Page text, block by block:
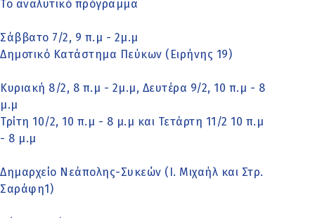
Το αναλυτικό πρόγραμμα
Σάββατο 7/2, 9 π.μ - 2μ.μ
Δημοτικό Κατάστημα Πεύκων (Ειρήνης 19)
Κυριακή 8/2, 8 π.μ - 2μ.μ, Δευτέρα 9/2, 10 π.μ - 8
μ.μ
Τρίτη 10/2, 10 π.μ - 8 μ.μ και Τετάρτη 11/2 10 π.μ
- 8 μ.μ
Δημαρχείο Νεάπολης-Συκεών (Ι. Μιχαήλ και Στρ.
Σαράφη1)